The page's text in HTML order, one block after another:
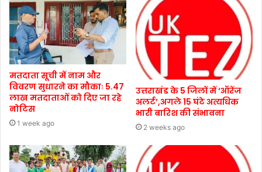
मतदाता सूची में नाम और
विवरण सुधारने का मौकाः 5.47
लाख मतदाताओं को दिए जा रहे
नोटिस
1 week ago
उत्तराखंड के 5 जिलों में ‘ऑरेंज
अलर्ट’,अगले 15 घंटे अत्यधिक
भारी बारिश की संभावना
2 weeks ago